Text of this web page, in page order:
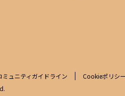
ミュニティガイドライン
Cookieポリシー